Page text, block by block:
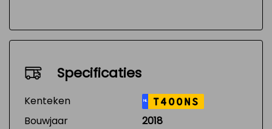
Specificaties
Kenteken NL T400NS
Bouwjaar
2018